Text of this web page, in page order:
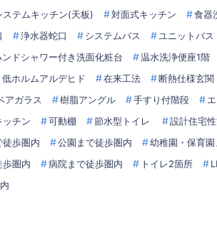
ステムキッチン(天板)
対面式キッチン 食器
浄水器蛇口 システムバス ユニットバス
ンドシャワー付き洗面化粧台 温水洗浄便座1階
低ホルムアルデヒド 在来工法
断熱仕様玄関
アガラス
樹脂アングル 手すり付階段
ッチン
可動棚 節水型トイレ
設計住宅
徒歩圏内
公園まで徒歩圏内
幼稚園・保育
歩圏内
病院まで徒歩圏内 トイレ2箇所